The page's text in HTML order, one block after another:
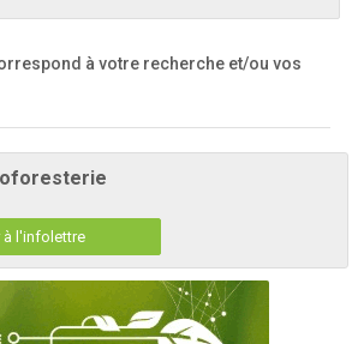
à votre recherche et/ou vos
l'infolettre